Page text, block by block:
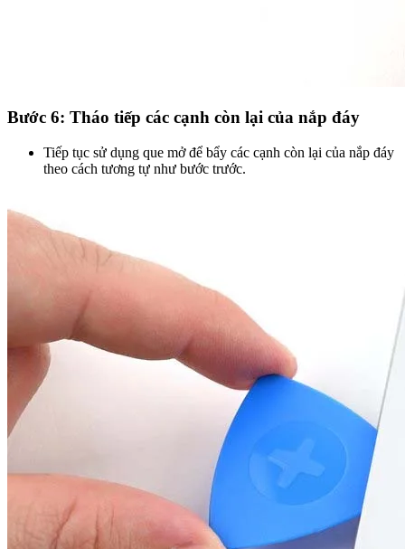
Bước 6: Tháo tiếp các cạnh còn lại của nắp đáy
Tiếp tục sử dụng que mở để bẩy các cạnh còn lại của nắp đáy
theo cách tương tự như bước trước.